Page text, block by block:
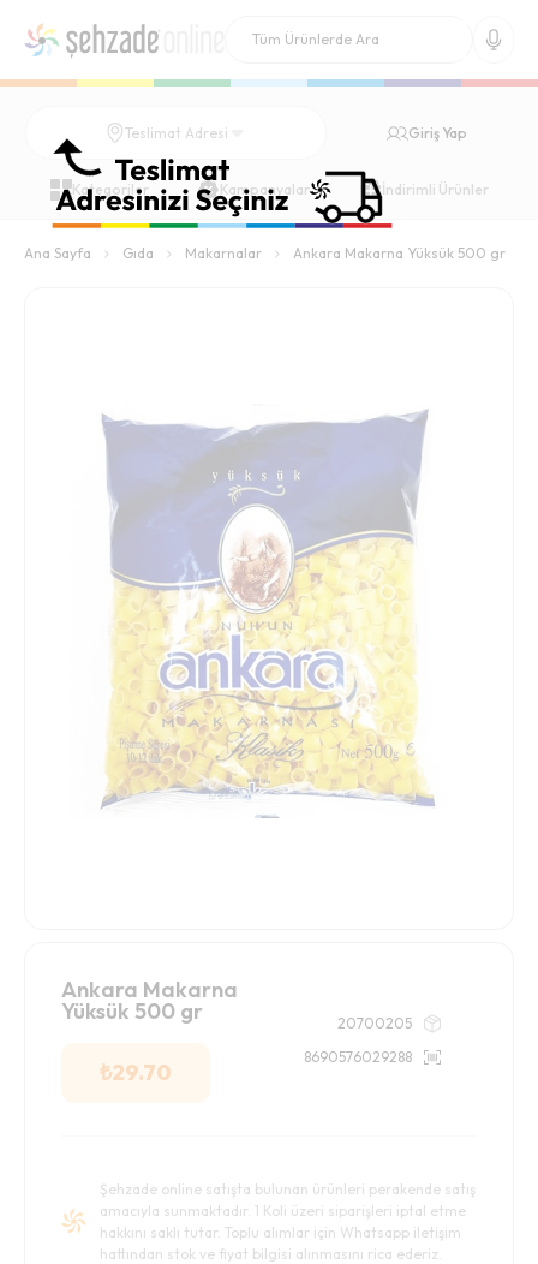
Teslimat Adresi Giriş Yap
Kategoriler Kampanyalar İndirimli Ürünler
Ana Sayfa Gıda Makarnalar Ankara Makarna Yüksük 500 gr
Ankara Makarna
Yüksük 500 gr
₺29.70
20700205
8690576029288
Şehzade online satışta bulunan ürünleri perakende satış
amacıyla sunmaktadır. 1 Koli üzeri siparişleri iptal etme
hakkını saklı tutar. Toplu alımlar için Whatsapp iletişim
hattından stok ve fiyat bilgisi alınmasını rica ederiz.